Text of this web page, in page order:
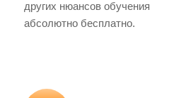
других нюансов обучения
абсолютно бесплатно.